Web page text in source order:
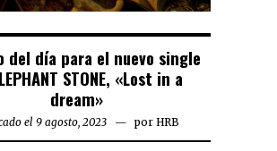
del día para el nuevo single
STONE, «Lost in a
dream»
el 9 agosto, 2023 por HRB